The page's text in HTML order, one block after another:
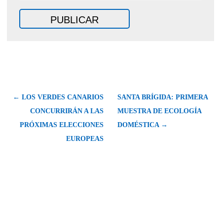
← LOS VERDES CANARIOS
CONCURRIRÁN A LAS
PRÓXIMAS ELECCIONES
EUROPEAS
SANTA BRÍGIDA: PRIMERA
MUESTRA DE ECOLOGÍA
DOMÉSTICA →